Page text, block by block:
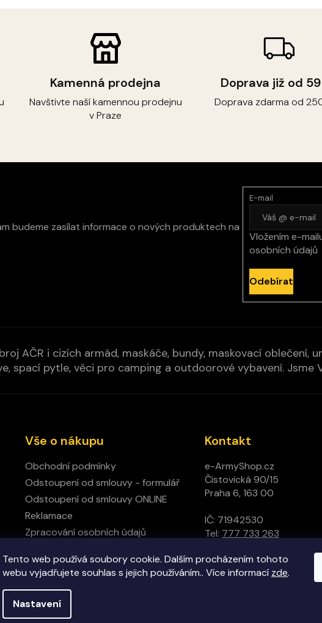
Tento web používá soubory cookie. Dalším procházením tohoto
webu vyjadřujete souhlas s jejich používáním.. Více informací zde.
Nastavení
Kamenná prodejna
Navštivte naší kamennou prodejnu
v Praze
Doprava již od
Doprava zdarma od
budeme zasílat informace o nových produktech na
E-mail
Vložením e-
osobních údajů
Odebírat
AČR i cizích armád, maskáče, bundy, maskovací oblečení,
spací pytle, věci pro camping a outdoorové vybavení. Jsme
Vše o nákupu
Obchodní podmínky
Odstoupení od smlouvy - formulář
Odstoupení od smlouvy ONLINE
Reklamace
Zpracování osobních údajů
Kontakt
Kontakt
e-ArmyShop.cz
Čistovická 90/15
Praha 6, 163 00
IČ: 71942530
Tel: 777 733 263
práva vyhrazena.